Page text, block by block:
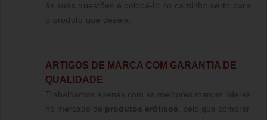
ás suas questões e colocá-lo no caminho certo para
o produto que deseja.
ARTIGOS DE MARCA COM GARANTIA DE
QUALIDADE
Trabalhamos apenas com as melhores marcas líderes
no mercado de produtos eróticos , pelo que comprar